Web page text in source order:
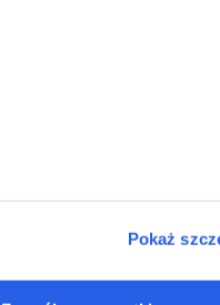
Pokaż